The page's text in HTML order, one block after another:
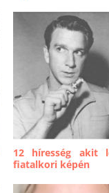
12 híresség akit
fiatalkori képén